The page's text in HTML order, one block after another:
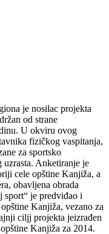
je nosilac projekta
od strane
U okviru ovog
fizičkog vaspitanja,
za sportsko
uzrasta. Anketiranje je
cele opštine Kanjiža, a
obavljena obrada
sport“ je predviđao i
Kanjiža, vezano za
ciljj projekta jeizrađen
Kanjiža za 2014.